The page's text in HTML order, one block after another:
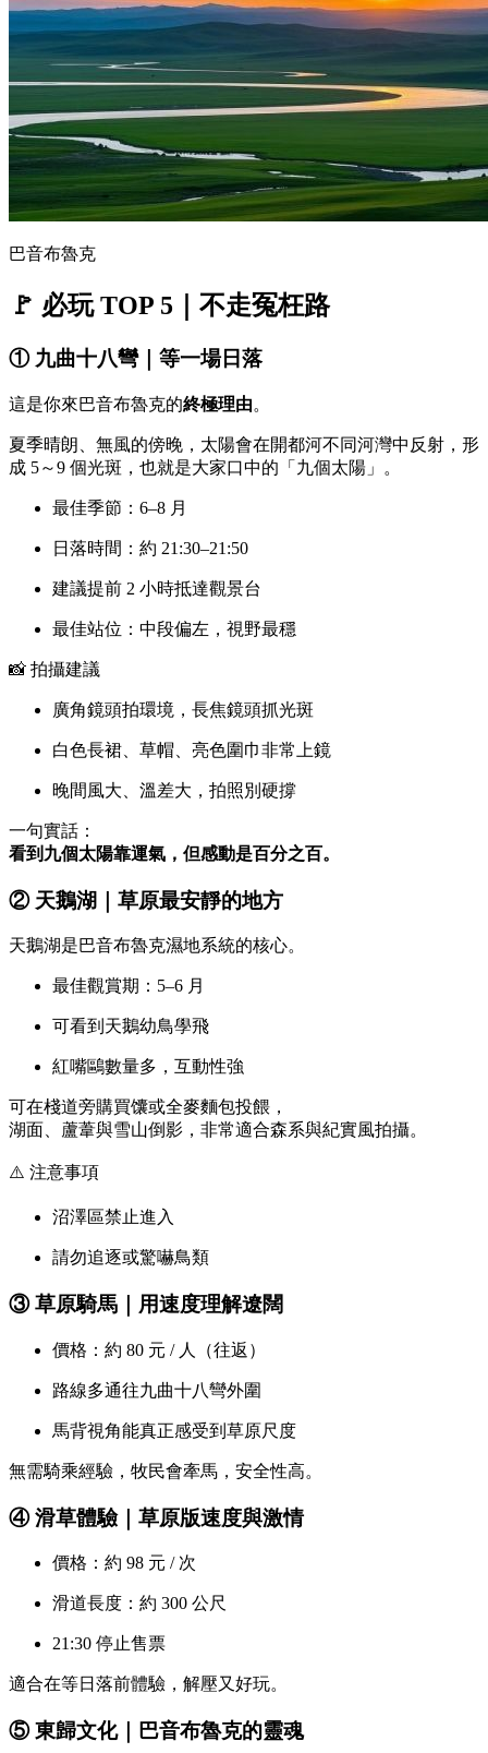
巴音布魯克
🚩 必玩 TOP 5｜不走冤枉路
① 九曲十八彎｜等一場日落
這是你來巴音布魯克的終極理由。
夏季晴朗、無風的傍晚，太陽會在開都河不同河灣中反射，形
成 5～9 個光斑，也就是大家口中的「九個太陽」。
最佳季節：6–8 月
日落時間：約 21:30–21:50
建議提前 2 小時抵達觀景台
最佳站位：中段偏左，視野最穩
📸 拍攝建議
廣角鏡頭拍環境，長焦鏡頭抓光斑
白色長裙、草帽、亮色圍巾非常上鏡
晚間風大、溫差大，拍照別硬撐
一句實話：
看到九個太陽靠運氣，但感動是百分之百。
② 天鵝湖｜草原最安靜的地方
天鵝湖是巴音布魯克濕地系統的核心。
最佳觀賞期：5–6 月
可看到天鵝幼鳥學飛
紅嘴鷗數量多，互動性強
可在棧道旁購買馕或全麥麵包投餵，
湖面、蘆葦與雪山倒影，非常適合森系與紀實風拍攝。
⚠️ 注意事項
沼澤區禁止進入
請勿追逐或驚嚇鳥類
③ 草原騎馬｜用速度理解遼闊
價格：約 80 元 / 人（往返）
路線多通往九曲十八彎外圍
馬背視角能真正感受到草原尺度
無需騎乘經驗，牧民會牽馬，安全性高。
④ 滑草體驗｜草原版速度與激情
價格：約 98 元 / 次
滑道長度：約 300 公尺
21:30 停止售票
適合在等日落前體驗，解壓又好玩。
⑤ 東歸文化｜巴音布魯克的靈魂